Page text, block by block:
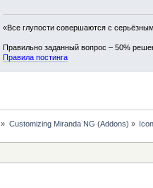
«Все глупости совершаются с
Правильно заданный вопрос – 50%
Правила постинга
» Customizing Miranda NG (Addons) »